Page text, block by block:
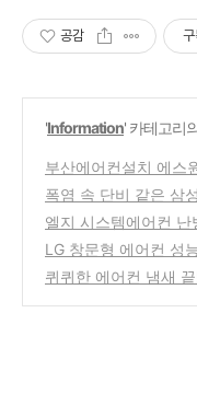
공감 구
'Information' 카테고리
부산에어컨설치 에스
운 조치 방법 알아보기
폭염 속 단비 같은 삼
로 가능한 쉬운 조치
엘지 시스템에어컨 난
마세요! 바로 가능한
LG 창문형 에어컨 성
터 부르기 전 바로 가
퀴퀴한 에어컨 냄새